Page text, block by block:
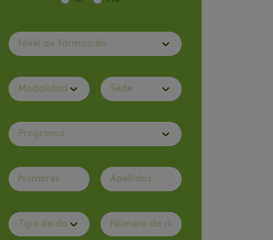
Nivel de formación
Modalidad Sede
Programa
Tipo de documento